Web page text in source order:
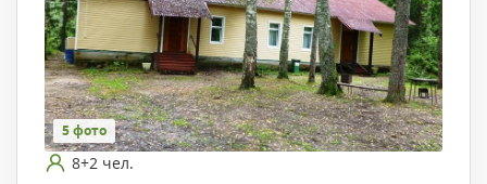
5 фото
8+2 чел.